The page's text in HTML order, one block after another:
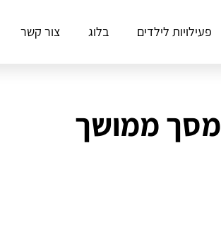
פעילויות לילדים בלוג צור קשר
מסך ממושך